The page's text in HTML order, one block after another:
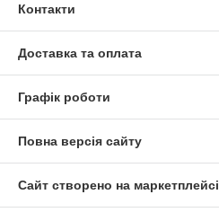
Контакти
Доставка та оплата
Графік роботи
Повна версія сайту
Сайт створено на маркетплейсі